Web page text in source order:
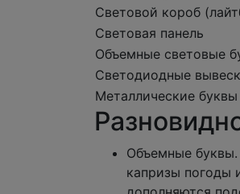
Световой короб
Световая панель
Объемные световые
Светодиодные
Металлические буквы
Объемные
капризы погоды